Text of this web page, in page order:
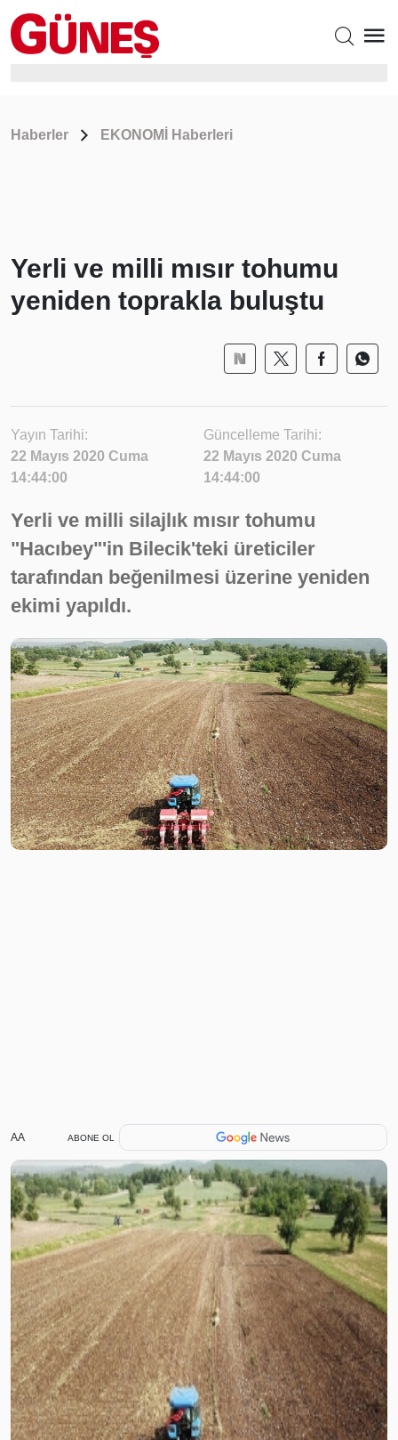
Haberler EKONOMİ Haberleri
Yerli ve milli mısır tohumu
yeniden toprakla buluştu
Yayın Tarihi:
22 Mayıs 2020 Cuma
14:44:00
Güncelleme Tarihi:
22 Mayıs 2020 Cuma
14:44:00
Yerli ve milli silajlık mısır tohumu
"Hacıbey"'in Bilecik'teki üreticiler
tarafından beğenilmesi üzerine yeniden
ekimi yapıldı.
AA ABONE OL